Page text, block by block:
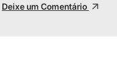
Deixe um Comentário